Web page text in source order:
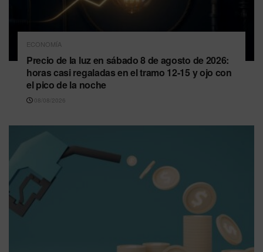
ECONOMÍA
Precio de la luz en sábado 8 de agosto de 2026:
horas casi regaladas en el tramo 12-15 y ojo con
el pico de la noche
08/08/2026